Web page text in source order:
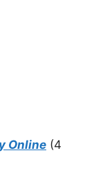
Online (4